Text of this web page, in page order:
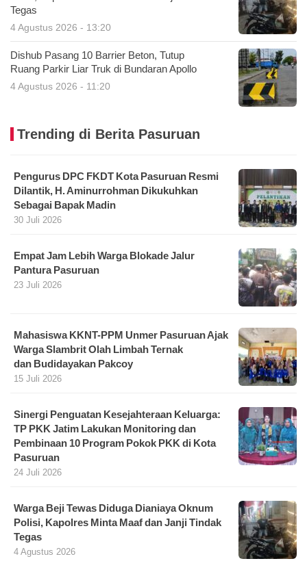
Tegas
4 Agustus 2026 - 13:20
Dishub Pasang 10 Barrier Beton, Tutup
Ruang Parkir Liar Truk di Bundaran Apollo
4 Agustus 2026 - 11:20
Trending di Berita Pasuruan
Pengurus DPC FKDT Kota Pasuruan Resmi
Dilantik, H. Aminurrohman Dikukuhkan
Sebagai Bapak Madin
30 Juli 2026
Empat Jam Lebih Warga Blokade Jalur
Pantura Pasuruan
23 Juli 2026
Mahasiswa KKNT-PPM Unmer Pasuruan Ajak
Warga Slambrit Olah Limbah Ternak
dan Budidayakan Pakcoy
15 Juli 2026
Sinergi Penguatan Kesejahteraan Keluarga:
TP PKK Jatim Lakukan Monitoring dan
Pembinaan 10 Program Pokok PKK di Kota
Pasuruan
24 Juli 2026
Warga Beji Tewas Diduga Dianiaya Oknum
Polisi, Kapolres Minta Maaf dan Janji Tindak
Tegas
4 Agustus 2026